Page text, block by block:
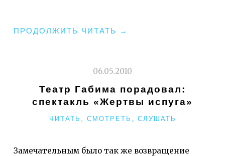
ПРОДОЛЖИТЬ ЧИТАТЬ
"ХАНОХ
ПИСАТЕЛЬ-
→
06.05.2010
Театр Габима порадовал:
спектакль «Жертвы испуга»
РУБРИКИ
ЧИТАТЬ, СМОТРЕТЬ, СЛУШАТЬ
Замечательным было так же возвращение